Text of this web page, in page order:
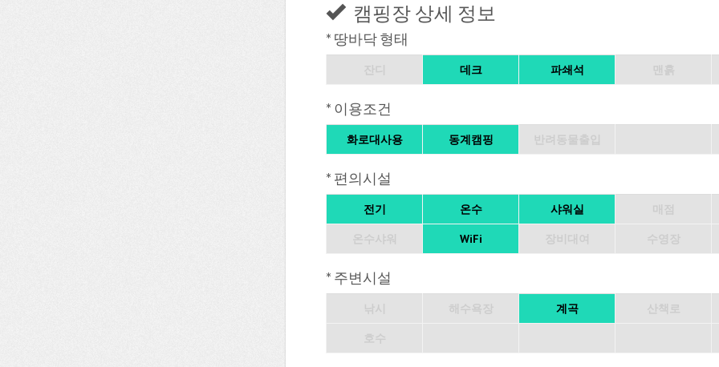
캠핑장 상세 정보
* 땅바닥 형태
데크 파쇄석
* 이용조건
화로대사용 동계캠핑
* 편의시설
전기 온수 샤워실
WiFi
* 주변시설
계곡